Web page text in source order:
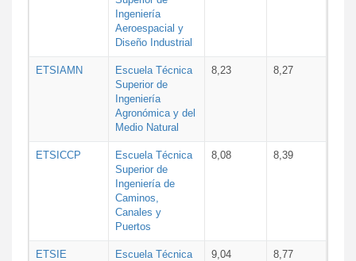
Ingeniería
Aeroespacial y
Diseño Industrial
ETSIAMN
Escuela Técnica
Superior de
Ingeniería
Agronómica y del
Medio Natural
8,23 8,27
ETSICCP
Escuela Técnica
Superior de
Ingeniería de
Caminos,
Canales y
Puertos
8,08 8,39
ETSIE
Escuela Técnica
9,04 8,77